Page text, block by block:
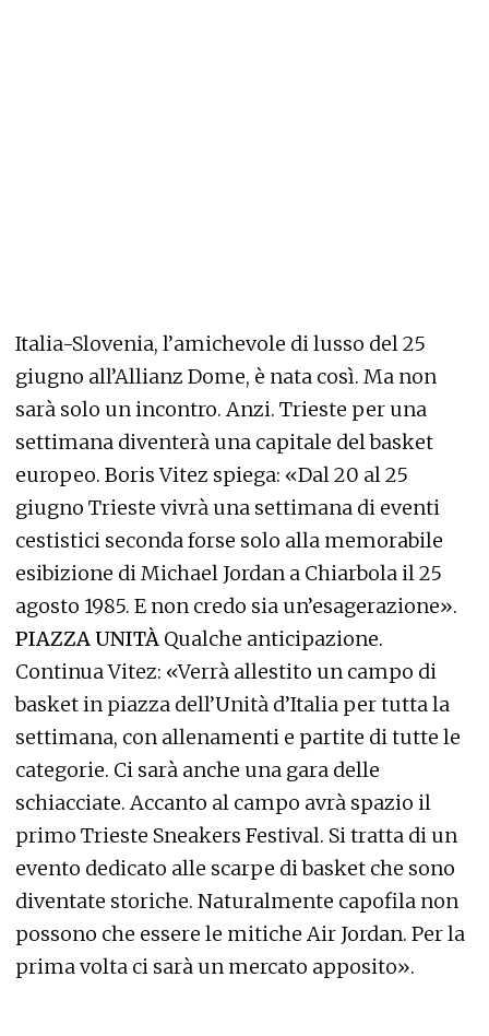
Italia-Slovenia, l’amichevole di lusso del 25
giugno all’Allianz Dome, è nata così. Ma non
sarà solo un incontro. Anzi. Trieste per una
settimana diventerà una capitale del basket
europeo. Boris Vitez spiega: «Dal 20 al 25
giugno Trieste vivrà una settimana di eventi
cestistici seconda forse solo alla memorabile
esibizione di Michael Jordan a Chiarbola il 25
agosto 1985. E non credo sia un’esagerazione».
PIAZZA UNITÀ Qualche anticipazione.
Continua Vitez: «Verrà allestito un campo di
basket in piazza dell’Unità d’Italia per tutta la
settimana, con allenamenti e partite di tutte le
categorie. Ci sarà anche una gara delle
schiacciate. Accanto al campo avrà spazio il
primo Trieste Sneakers Festival. Si tratta di un
evento dedicato alle scarpe di basket che sono
diventate storiche. Naturalmente capofila non
possono che essere le mitiche Air Jordan. Per la
prima volta ci sarà un mercato apposito».